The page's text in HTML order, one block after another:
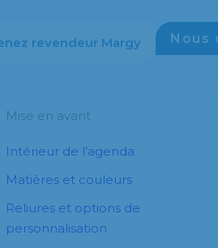
revendeur Margy Nous
Mise en avant
Intérieur de l’agenda
Matières et couleurs
Reliures et options de
personnalisation